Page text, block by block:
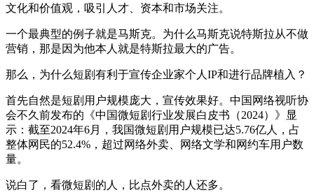
文化和价值观，吸引人才、资本和市场关注。
一个最典型的例子就是马斯克。为什么马斯克说特斯拉从不做
营销，那是因为他本人就是特斯拉最大的广告。
那么，为什么短剧有利于宣传企业家个人IP和进行品牌植入？
首先自然是短剧用户规模庞大，宣传效果好。中国网络视听协
会不久前发布的《中国微短剧行业发展白皮书（2024）》显
示：截至2024年6月，我国微短剧用户规模已达5.76亿人，占
整体网民的52.4%，超过网络外卖、网络文学和网约车用户数
量。
说白了，看微短剧的人，比点外卖的人还多。